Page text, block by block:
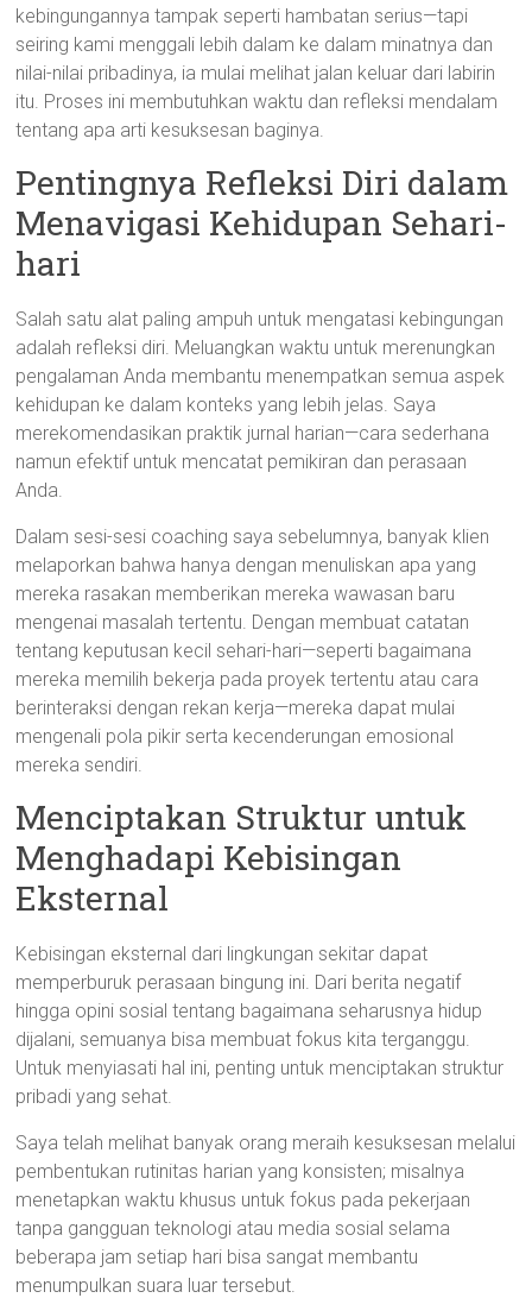
kebingungannya tampak seperti hambatan serius—tapi
seiring kami menggali lebih dalam ke dalam minatnya dan
nilai-nilai pribadinya, ia mulai melihat jalan keluar dari labirin
itu. Proses ini membutuhkan waktu dan refleksi mendalam
tentang apa arti kesuksesan baginya.
Pentingnya Refleksi Diri dalam
Menavigasi Kehidupan Sehari-
hari
Salah satu alat paling ampuh untuk mengatasi kebingungan
adalah refleksi diri. Meluangkan waktu untuk merenungkan
pengalaman Anda membantu menempatkan semua aspek
kehidupan ke dalam konteks yang lebih jelas. Saya
merekomendasikan praktik jurnal harian—cara sederhana
namun efektif untuk mencatat pemikiran dan perasaan
Anda.
Dalam sesi-sesi coaching saya sebelumnya, banyak klien
melaporkan bahwa hanya dengan menuliskan apa yang
mereka rasakan memberikan mereka wawasan baru
mengenai masalah tertentu. Dengan membuat catatan
tentang keputusan kecil sehari-hari—seperti bagaimana
mereka memilih bekerja pada proyek tertentu atau cara
berinteraksi dengan rekan kerja—mereka dapat mulai
mengenali pola pikir serta kecenderungan emosional
mereka sendiri.
Menciptakan Struktur untuk
Menghadapi Kebisingan
Eksternal
Kebisingan eksternal dari lingkungan sekitar dapat
memperburuk perasaan bingung ini. Dari berita negatif
hingga opini sosial tentang bagaimana seharusnya hidup
dijalani, semuanya bisa membuat fokus kita terganggu.
Untuk menyiasati hal ini, penting untuk menciptakan struktur
pribadi yang sehat.
Saya telah melihat banyak orang meraih kesuksesan melalui
pembentukan rutinitas harian yang konsisten; misalnya
menetapkan waktu khusus untuk fokus pada pekerjaan
tanpa gangguan teknologi atau media sosial selama
beberapa jam setiap hari bisa sangat membantu
menumpulkan suara luar tersebut.